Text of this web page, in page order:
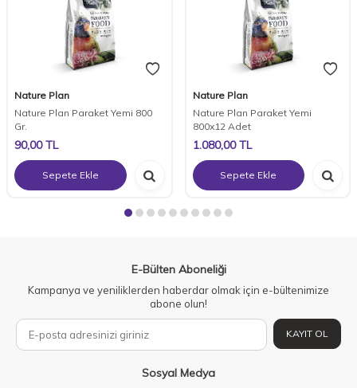
Nature Plan
Nature Plan Paraket Yemi 800
Gr.
90,00TL
Sepete Ekle
Nature Plan
Nature Plan Paraket Yemi
800x12 Adet
1.080,00TL
Sepete Ekle
E-Bülten Aboneliği
Kampanya ve yeniliklerden haberdar olmak için e-bültenimize
abone olun!
KAYIT OL
Sosyal Medya